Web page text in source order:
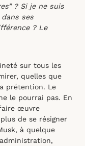
? Si je ne suis
ses
? Le
sur tous les
quelles que
prétention. Le
le pourrai pas. En
œuvre
de se résigner
à quelque